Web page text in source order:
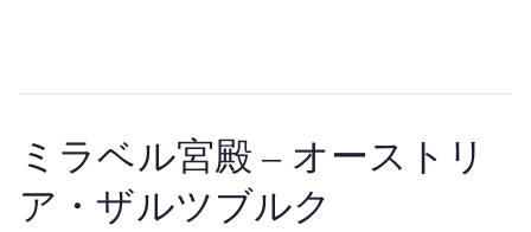
ミラベル宮殿 – オーストリ
ア・ザルツブルク